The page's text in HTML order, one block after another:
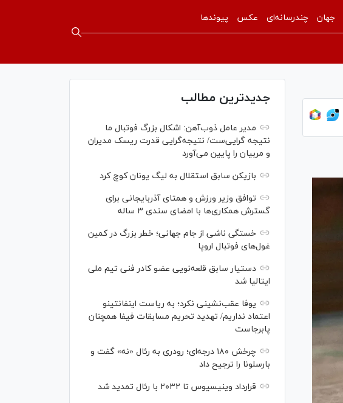
جهان چندرسانه‌ای عکس پیوندها
جدیدترین مطالب
مدیر عامل ذوب‌آهن: اشکال بزرگ فوتبال ما
نتیجه گرایی‌ست/ نتیجه‌گرایی قدرت ریسک مدیران
و مربیان را پایین می‌آورد
بازیکن سابق استقلال به لیگ یونان کوچ کرد
توافق وزیر ورزش و همتای آذربایجانی برای
گسترش همکاری‌ها با امضای سندی ۳ ساله
خستگی ناشی از جام جهانی؛ خطر بزرگ در کمین
غول‌های فوتبال اروپا
دستیار سابق قلعه‌نویی عضو کادر فنی تیم ملی
ایتالیا شد
یوفا عقب‌نشینی نکرد؛ به ریاست اینفانتینو
اعتماد نداریم/ تهدید تحریم مسابقات فیفا همچنان
پابرجاست
چرخش ۱۸۰ درجه‌ای؛ رودری به رئال «نه» گفت و
بارسلونا را ترجیح داد
قرارداد وینیسیوس تا ۲۰۳۲ با رئال‌ تمدید شد